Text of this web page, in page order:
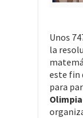
Unos
la
este fin
para